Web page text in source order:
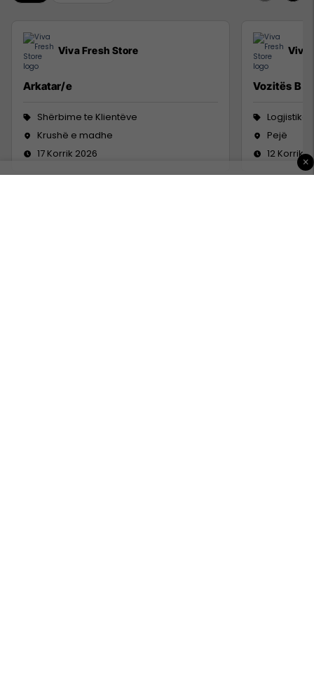
Viva Fresh Store
Arkatar/e
Shërbime te Klientëve
Krushë e madhe
17 Korrik 2026
Viva
Vozitës B
Logjistikë
Pejë
12 Korrik
×